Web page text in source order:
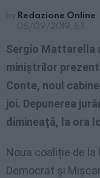
by Redazione Online
05/09/2019, 8:11
Sergio Mattarella
miniştrilor
Conte, noul
joi. Depunerea
dimineaţă, la ora
Noua coaliție de la
Democrat și